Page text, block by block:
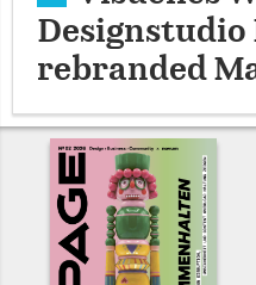
Designstudio
rebranded